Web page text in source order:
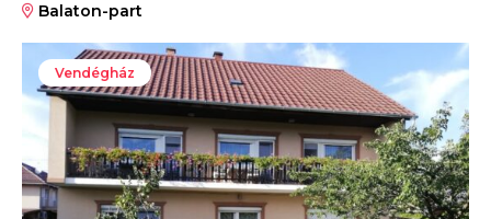
Balaton-part
Vendégház